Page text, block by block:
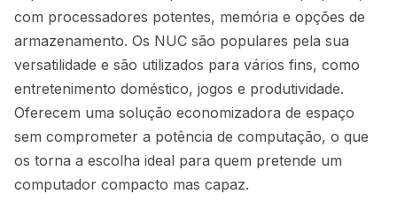
com processadores potentes, memória e opções de
armazenamento. Os NUC são populares pela sua
versatilidade e são utilizados para vários fins, como
entretenimento doméstico, jogos e produtividade.
Oferecem uma solução economizadora de espaço
sem comprometer a potência de computação, o que
os torna a escolha ideal para quem pretende um
computador compacto mas capaz.